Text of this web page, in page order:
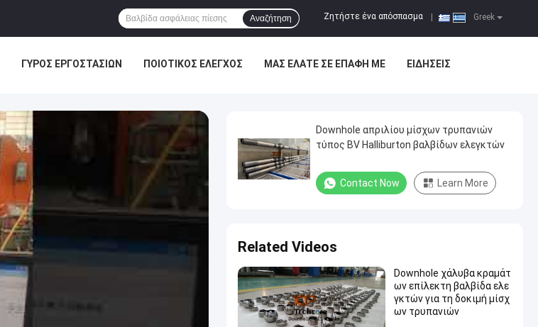
Greek
Ζητήστε ένα απόσπασμα
Αναζήτηση
ΓΎΡΟΣ ΕΡΓΟΣΤΑΣΊΩΝ ΠΟΙΟΤΙΚΌΣ ΈΛΕΓΧΟΣ ΜΑΣ ΕΛΆΤΕ ΣΕ ΕΠΑΦΉ ΜΕ ΕΙΔΉΣΕΙΣ
Downhole απριλίου μίσχων τρυπανιών
τύπος BV Halliburton βαλβίδων ελεγκτών
Contact Now Learn More
Related Videos
Downhole χάλυβα κραμάτ
ων επίλεκτη βαλβίδα ελε
γκτών για τη δοκιμή μίσχ
ων τρυπανιών